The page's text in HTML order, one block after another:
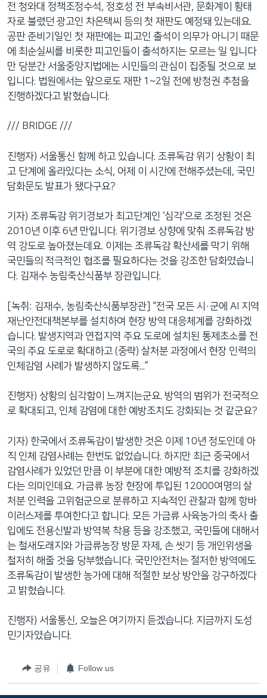
전 청와대 정책조정수석, 정호성 전 부속비서관, 문화계이 황태
자로 불렸던 광고인 차은택씨 등의 첫 재판도 예정돼 있는데요.
공판 준비기일인 첫 재판에는 피고인 출석이 의무가 아니기 때문
에 최순실씨를 비롯한 피고인들이 출석하지는 모르는 일 입니다
만 당분간 서울중앙지법에는 시민들의 관심이 집중될 것으로 보
입니다. 법원에서는 앞으로도 재판 1~2일 전에 방청권 추첨을
진행하겠다고 밝혔습니다.
/// BRIDGE ///
진행자) 서울통신 함께 하고 있습니다. 조류독감 위기 상황이 최
고 단계에 올라있다는 소식, 어제 이 시간에 전해주셨는데, 국민
담화문도 발표가 됐다구요?
기자) 조류독감 위기경보가 최고단계인 ‘심각’으로 조정된 것은
2010년 이후 6년 만입니다. 위기경보 상향에 맞춰 조류독감 방
역 강도로 높아졌는데요. 이제는 조류독감 확산세를 막기 위해
국민들의 적극적인 협조를 필요하다는 것을 강조한 담화였습니
다. 김재수 농림축산식품부 장관입니다.
[녹취: 김재수, 농림축산식품부장관] “전국 모든 시·군에 AI 지역
재난안전대책본부를 설치하여 현장 방역 대응체계를 강화하겠
습니다. 발생지역과 연접지역 주요 도로에 설치된 통제초소를 전
국의 주요 도로로 확대하고 (중략) 살처분 과정에서 현장 인력의
인체감염 사례가 발생하지 않도록...”
진행자) 상황의 심각함이 느껴지는군요. 방역의 범위가 전국적으
로 확대되고, 인체 감염에 대한 예방조치도 강화되는 것 같군요?
기자) 한국에서 조류독감이 발생한 것은 이제 10년 정도인데 아
직 인체 감염사례는 한번도 없었습니다. 하지만 최근 중국에서
감염사례가 있었던 만큼 이 부분에 대한 예방적 조치를 강화하겠
다는 의미인데요. 가금류 농장 현장에 투입된 12000여명의 살
처분 인력을 고위험군으로 분류하고 지속적인 관찰과 함께 항바
이러스제를 투여한다고 합니다. 모든 가금류 사육농가의 축사 출
입에도 전용신발과 방역복 착용 등을 강조했고, 국민들에 대해서
는 철새도래지와 가금류농장 방문 자제, 손 씻기 등 개인위생을
철저히 해줄 것을 당부했습니다. 국민안전처는 절저한 방역에도
조류독감이 발생한 농가에 대해 적절한 보상 방안을 강구하겠다
고 밝혔습니다.
진행자) 서울통신, 오늘은 여기까지 듣겠습니다. 지금까지 도성
민기자였습니다.
공유 Follow us